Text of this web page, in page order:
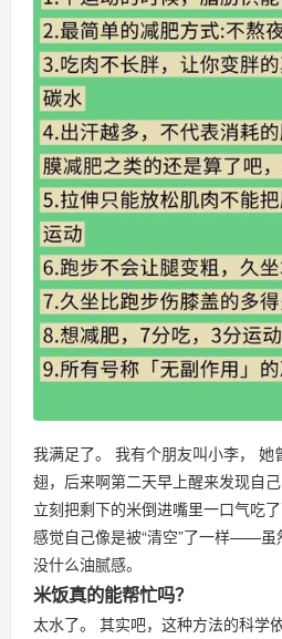
我满足了。 我有个朋友叫小李， 她
翅，后来啊第二天早上醒来发现自
立刻把剩下的米倒进嘴里一口气吃
感觉自己像是被“清空”了一样——虽
没什么油腻感。
米饭真的能帮忙吗？
太水了。 其实吧，这种方法的科学